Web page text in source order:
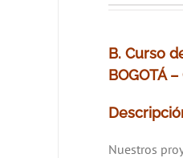
B. Curso
BOGOTÁ
Nuestros